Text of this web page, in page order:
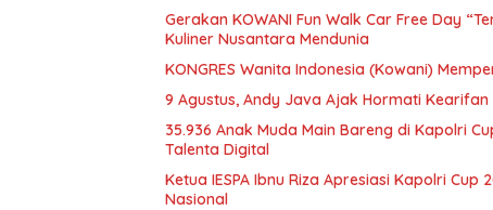
Gerakan KOWANI Fun Walk Car Free Day
Kuliner Nusantara Mendunia
KONGRES Wanita Indonesia (Kowani)
9 Agustus, Andy Java Ajak Hormati
35.936 Anak Muda Main Bareng di Kapolri
Talenta Digital
Ketua IESPA Ibnu Riza Apresiasi Kapolri
Nasional